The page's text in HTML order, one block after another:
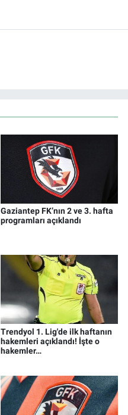
Gaziantep FK’nın 2 ve 3. hafta
programları açıklandı
Trendyol 1. Lig'de ilk haftanın
hakemleri açıklandı! İşte o
hakemler…